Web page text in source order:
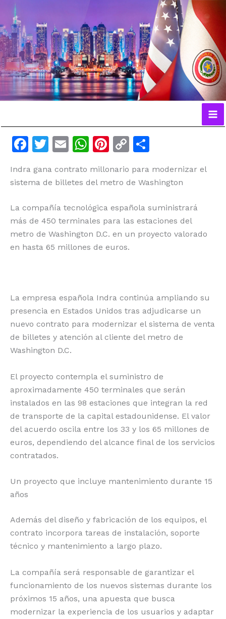
contenido
F
c
b
o
o
T
itt
E
ai
W
at
A
p
p
Pi
te
st
C
p
Li
n
k
m
ar
ti
r
Indra gana contrato millonario para modernizar el
sistema de billetes del metro de Washington
La compañía tecnológica española suministrará
más de 450 terminales para las estaciones del
metro de Washington D.C. en un proyecto valorado
en hasta 65 millones de euros.
La empresa española Indra continúa ampliando su
presencia en Estados Unidos tras adjudicarse un
nuevo contrato para modernizar el sistema de venta
de billetes y atención al cliente del metro de
Washington D.C.
El proyecto contempla el suministro de
aproximadamente 450 terminales que serán
instalados en las 98 estaciones que integran la red
de transporte de la capital estadounidense. El valor
del acuerdo oscila entre los 33 y los 65 millones de
euros, dependiendo del alcance final de los servicios
contratados.
Un proyecto que incluye mantenimiento durante 15
años
Además del diseño y fabricación de los equipos, el
contrato incorpora tareas de instalación, soporte
técnico y mantenimiento a largo plazo.
La compañía será responsable de garantizar el
funcionamiento de los nuevos sistemas durante los
próximos 15 años, una apuesta que busca
modernizar la experiencia de los usuarios y adaptar